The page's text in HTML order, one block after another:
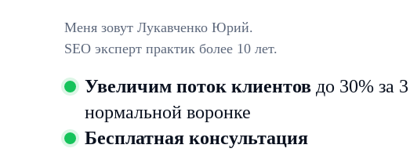
Меня зовут Лукавченко Юрий.
SEO эксперт практик более 10 лет.
Увеличим поток клиентов до 30% за
нормальной воронке
Бесплатная консультация